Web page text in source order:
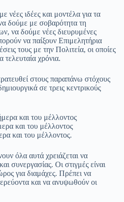
νέες ιδέες και μοντέλα για τα
δούμε με σοβαρότητα τη
να δούμε νέες διευρυμένες
να παίξουν Επιμελητήρια
τους με την Πολιτεία, οι οποίες
τελευταία χρόνια.
στους παραπάνω στόχους
σε τρεις κεντρικούς
και του μέλλοντος
και του μέλλοντος
και του μέλλοντος.
όλα αυτά χρειάζεται να
συνεργασίας. Οι στιγμές είναι
για διαμάχες. Πρέπει να
και να ανυψωθούν οι